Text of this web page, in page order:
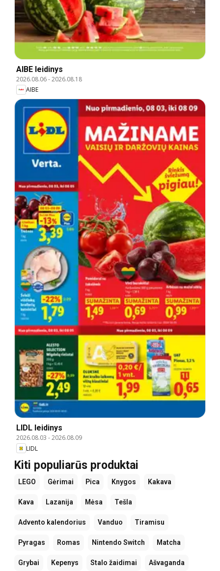
AIBE leidinys
2026.08.06-2026.08.18
AIBE
LIDL leidinys
2026.08.03 -2026.08.09
LIDL
Kiti populiarūs produktai
LEGO Gėrimai Pica Knygos Kakava
Kava Lazanija Mėsa Tešla
Advento kalendorius Vanduo Tiramisu
Pyragas Romas Nintendo Switch Matcha
Grybai Kepenys Stalo žaidimai Ašvaganda